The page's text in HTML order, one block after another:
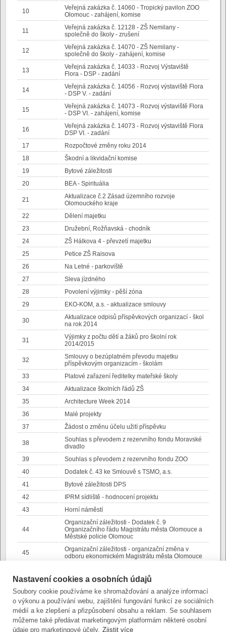
10
Veřejná zakázka č. 14060 - Tropický pavilon ZOO
Olomouc - zahájení, komise
11
Veřejná zakázka č. 12128 - ZŠ Nemilany -
společně do školy - zrušení
12
Veřejná zakázka č. 14070 - ZŠ Nemilany -
společně do školy - zahájení, komise
13
Veřejná zakázka č. 14033 - Rozvoj Výstaviště
Flora - DSP - zadání
14
Veřejná zakázka č. 14056 - Rozvoj výstaviště Flora
- DSP V. - zadání
15
Veřejná zakázka č. 14073 - Rozvoj výstaviště Flora
- DSP VI. - zahájení, komise
16
Veřejná zakázka č. 14073 - Rozvoj výstaviště Flora
DSP VI. - zadání
17
Rozpočtové změny roku 2014
18
Škodní a likvidační komise
19
Bytové záležitosti
20
BEA - Spirituália
21
Aktualizace č.2 Zásad územního rozvoje
Olomouckého kraje
22
Dělení majetku
23
Družební, Rožňavská - chodník
24
ZŠ Hálkova 4 - převzetí majetku
25
Petice ZŠ Raisova
26
Na Letné - parkoviště
27
Sleva jízdného
28
Povolení výjimky - pěší zóna
29
EKO-KOM, a.s. - aktualizace smlouvy
30
Aktualizace odpisů příspěvkových organizací - škol
na rok 2014
31
Výjimky z počtu dětí a žáků pro školní rok
2014/2015
32
Smlouvy o bezúplatném převodu majetku
příspěvkovým organizacím - školám
33
Platové zařazení ředitelky mateřské školy
34
Aktualizace školních řádů ZŠ
35
Architecture Week 2014
36
Malé projekty
37
Žádost o změnu účelu užití příspěvku
38
Souhlas s převodem z rezervního fondu Moravské
divadlo
39
Souhlas s převodem z rezervního fondu ZOO
40
Dodatek č. 43 ke Smlouvě s TSMO, a.s.
41
Bytové záležitosti DPS
42
IPRM sídliště - hodnocení projektu
43
Horní náměstí
44
Organizační záležitosti - Dodatek č. 9
Organizačního řádu Magistrátu města Olomouce a
Městské policie Olomouc
45
Organizační záležitosti - organizační změna v
odboru ekonomickém Magistrátu města Olomouce
odboru stavebním Magistrátu města Olomouce
47
Organizační změny v odboru majetkoprávním
Magistrátu Olomouce
48
Delegování zástupců SMOl na valnou hromadu
OK4EU
Nastavení cookies a osobních údajů
Soubory cookie používáme ke shromažďování a analýze informací
o výkonu a používání webu, zajištění fungování funkcí ze sociálních
médií a ke zlepšení a přizpůsobení obsahu a reklam. Se souhlasem
můžeme také předávat marketingovým platformám některé osobní
údaje pro marketingové účely. Zjistit více